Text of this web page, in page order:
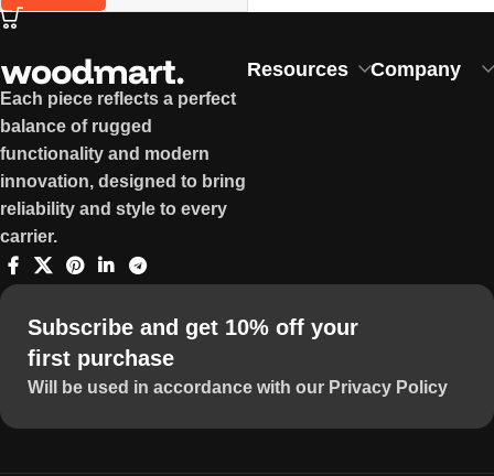
Each piece reflects a perfect
balance of rugged
functionality and modern
innovation, designed to bring
reliability and style to every
carrier.
Resources Company
Subscribe and get 10% off your
first purchase
Will be used in accordance with our Privacy Policy